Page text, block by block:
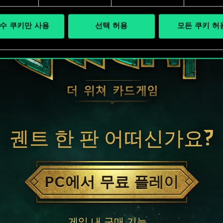
쿠키만 사용 선택 허용 모든 쿠키 허
궨트 한 판 어떠신가요?
PC에서 무료 플레이